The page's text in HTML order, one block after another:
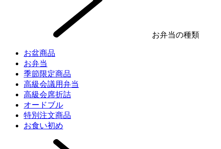
お弁当の種類
お盆商品
お弁当
季節限定商品
高級会議用弁当
高級会席折詰
オードブル
特別注文商品
お食い初め